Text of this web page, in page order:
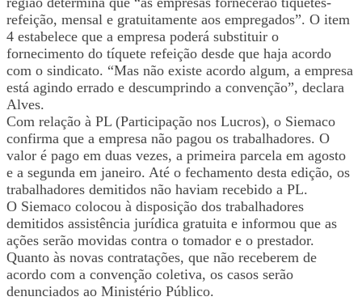
refeição, mensal e gratuitamente aos empregados”. O item
4 estabelece que a empresa poderá substituir o
fornecimento do tíquete refeição desde que haja acordo
com o sindicato. “Mas não existe acordo algum, a empresa
está agindo errado e descumprindo a convenção”, declara
Alves.
Com relação à PL (Participação nos Lucros), o Siemaco
confirma que a empresa não pagou os trabalhadores. O
valor é pago em duas vezes, a primeira parcela em agosto
e a segunda em janeiro. Até o fechamento desta edição, os
trabalhadores demitidos não haviam recebido a PL.
O Siemaco colocou à disposição dos trabalhadores
demitidos assistência jurídica gratuita e informou que as
ações serão movidas contra o tomador e o prestador.
Quanto às novas contratações, que não receberem de
acordo com a convenção coletiva, os casos serão
denunciados ao Ministério Público.